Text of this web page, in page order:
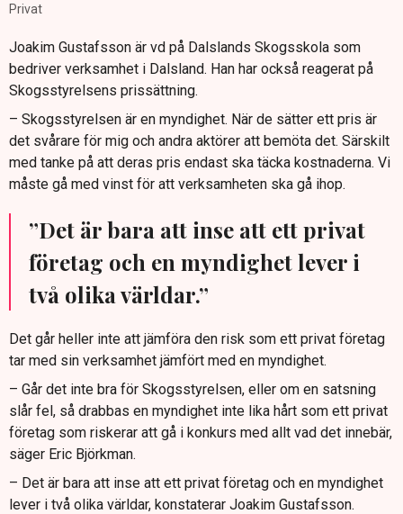
Privat
Joakim Gustafsson är vd på Dalslands Skogsskola som
bedriver verksamhet i Dalsland. Han har också reagerat på
Skogsstyrelsens prissättning.
– Skogsstyrelsen är en myndighet. När de sätter ett pris är
det svårare för mig och andra aktörer att bemöta det. Särskilt
med tanke på att deras pris endast ska täcka kostnaderna. Vi
måste gå med vinst för att verksamheten ska gå ihop.
”Det är bara att inse att ett privat
företag och en myndighet lever i
två olika världar.”
Det går heller inte att jämföra den risk som ett privat företag
tar med sin verksamhet jämfört med en myndighet.
– Går det inte bra för Skogsstyrelsen, eller om en satsning
slår fel, så drabbas en myndighet inte lika hårt som ett privat
företag som riskerar att gå i konkurs med allt vad det innebär,
säger Eric Björkman.
– Det är bara att inse att ett privat företag och en myndighet
lever i två olika världar, konstaterar Joakim Gustafsson.